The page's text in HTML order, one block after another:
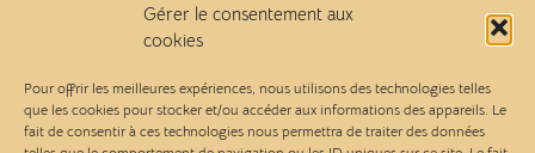
Gérer le consentement aux
cookies
Pour offrir les meilleures expériences, nous utilisons des technologies telles
que les cookies pour stocker et/ou accéder aux informations des appareils. Le
fait de consentir à ces technologies nous permettra de traiter des données
Politique de confidentialité
Les Ateliers Linou